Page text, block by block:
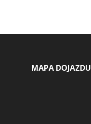
MAPA DOJAZDU